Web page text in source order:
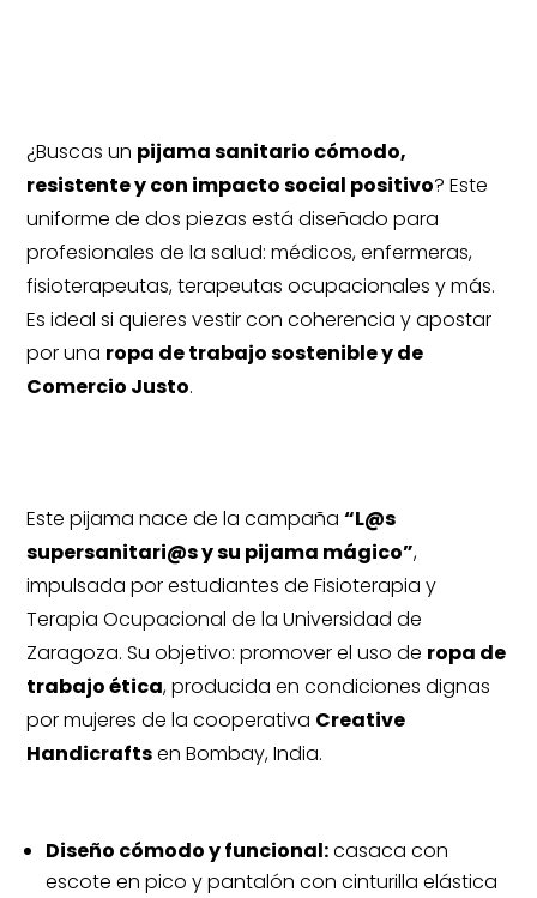
¿Buscas un pijama sanitario cómodo,
resistente y con impacto social positivo? Este
uniforme de dos piezas está diseñado para
profesionales de la salud: médicos, enfermeras,
fisioterapeutas, terapeutas ocupacionales y más.
Es ideal si quieres vestir con coherencia y apostar
por una ropa de trabajo sostenible y de
Comercio Justo.
Este pijama nace de la campaña“L@s
supersanitari@s y su pijama mágico”,
impulsada por estudiantes de Fisioterapia y
Terapia Ocupacional de la Universidad de
Zaragoza. Su objetivo: promover el uso de ropa de
trabajo ética, producida en condiciones dignas
por mujeres de la cooperativa Creative
Handicraftsen Bombay, India.
Diseño cómodo y funcional:casaca con
escote en pico y pantalón con cinturilla elástica